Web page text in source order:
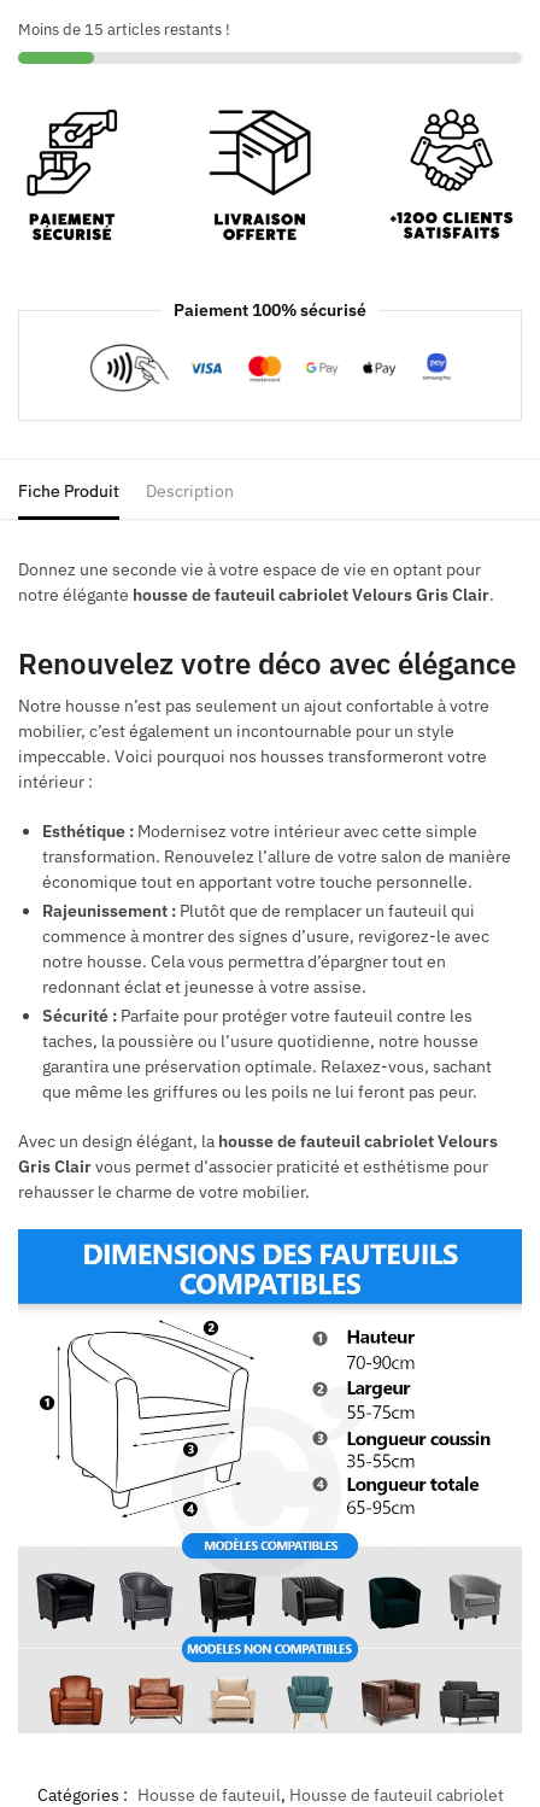
Moins de 15 articles restants !
Paiement 100% sécurisé
Fiche Produit Description
Donnez une seconde vie à votre espace de vie en optant pour
notre élégante housse de fauteuil cabriolet Velours Gris Clair.
Renouvelez votre déco avec élégance
Notre housse n’est pas seulement un ajout confortable à votre
mobilier, c’est également un incontournable pour un style
impeccable. Voici pourquoi nos housses transformeront votre
intérieur :
Esthétique : Modernisez votre intérieur avec cette simple
transformation. Renouvelez l’allure de votre salon de manière
économique tout en apportant votre touche personnelle.
Rajeunissement : Plutôt que de remplacer un fauteuil qui
commence à montrer des signes d’usure, revigorez-le avec
notre housse. Cela vous permettra d’épargner tout en
redonnant éclat et jeunesse à votre assise.
Sécurité : Parfaite pour protéger votre fauteuil contre les
taches, la poussière ou l’usure quotidienne, notre housse
garantira une préservation optimale. Relaxez-vous, sachant
que même les griffures ou les poils ne lui feront pas peur.
Avec un design élégant, la housse de fauteuil cabriolet Velours
Gris Clairvous permet d’associer praticité et esthétisme pour
rehausser le charme de votre mobilier.
Catégories : Housse de fauteuil, Housse de fauteuil cabriolet